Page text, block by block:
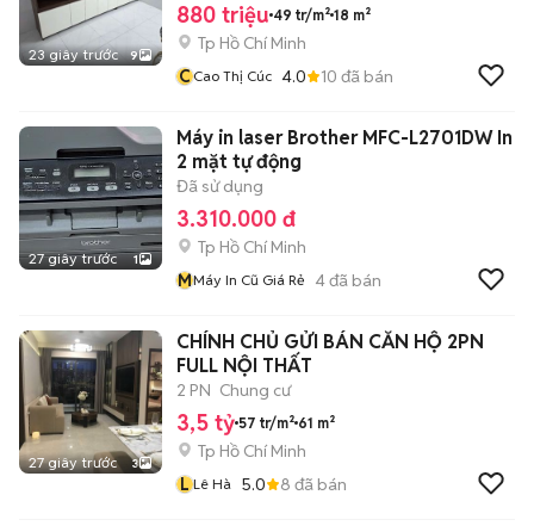
23 giây trước 9
880 triệu 49 tr/m² 18 m²
Tp Hồ Chí Minh
CCao Thị Cúc 4.0 10 đã bán
27 giây trước 1
Máy in laser Brother MFC-L2701DW In
2 mặt tự động
Đã sử dụng
3.310.000 đ
Tp Hồ Chí Minh
MMáy In Cũ Giá Rẻ 4đã bán
27 giây trước 3
CHÍNH CHỦ GỬI BÁN CĂN HỘ 2PN
FULL NỘI THẤT
2 PN Chung cư
3,5 tỷ 57 tr/m² 61 m²
Tp Hồ Chí Minh
L Lê Hà 5.0 8 đã bán